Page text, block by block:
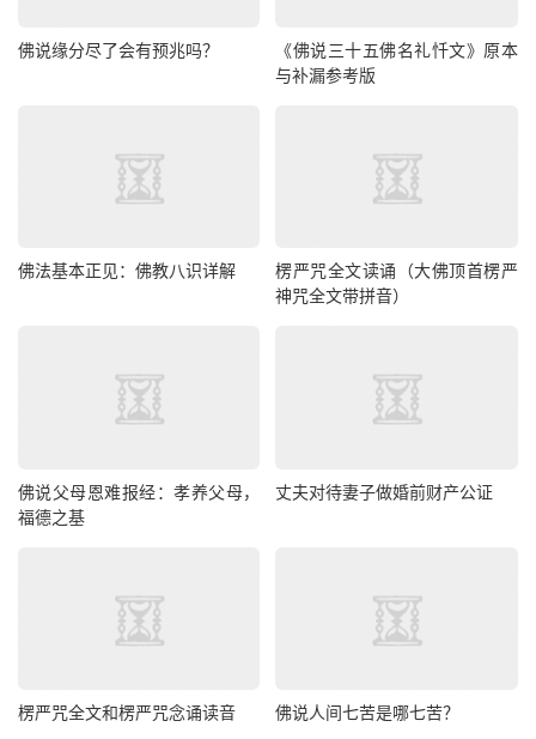
佛说缘分尽了会有预兆吗？
《佛说三十五佛名礼忏文》原本
与补漏参考版
佛法基本正见：佛教八识详解
楞严咒全文读诵（大佛顶首楞严
神咒全文带拼音）
佛说父母恩难报经：孝养父母，
福德之基
丈夫对待妻子做婚前财产公证
楞严咒全文和楞严咒念诵读音 佛说人间七苦是哪七苦？